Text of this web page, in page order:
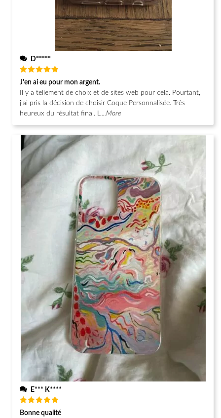
D*****
Note5
sur 5
J'en ai eu pour mon argent.
Il y a tellement de choix et de sites web pour cela. Pourtant,
j'ai pris la décision de choisir Coque Personnalisée. Très
heureux du résultat final. L
...More
E*** K****
Note5
Bonne qualité